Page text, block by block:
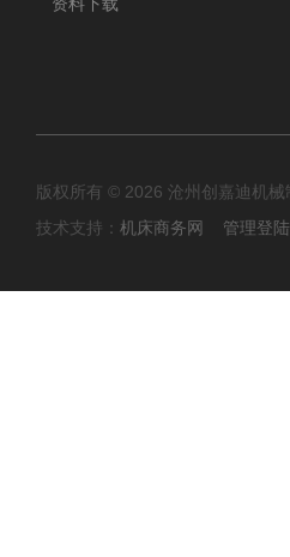
版权所有 © 2026 沧州创嘉迪机
技术支持： 机床商务网 管理登陆